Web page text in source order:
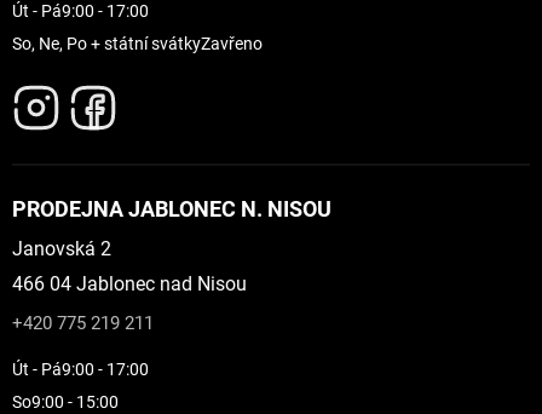
Út - Pá9:00 - 17:00
So, Ne, Po + státní svátkyZavřeno
PRODEJNA JABLONEC N. NISOU
Janovská 2
466 04 Jablonec nad Nisou
+420 775 219 211
Út - Pá9:00 - 17:00
So9:00 - 15:00